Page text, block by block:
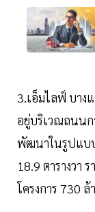
3.เอ็มไลฟ์ บาง
อยู่บริเวณถนน
พัฒนาในรูปแบ
18.9 ตารางวา
โครงการ 730